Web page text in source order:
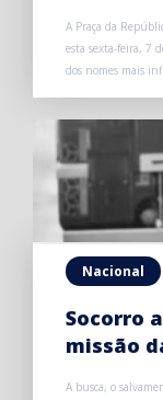
A Praça da
esta sexta-feira, 7
dos nomes mais
Nacional
Socorro
missão
A busca, o